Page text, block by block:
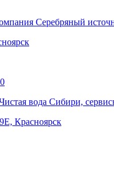
Серебряный
вода Сибири,
Красноярск